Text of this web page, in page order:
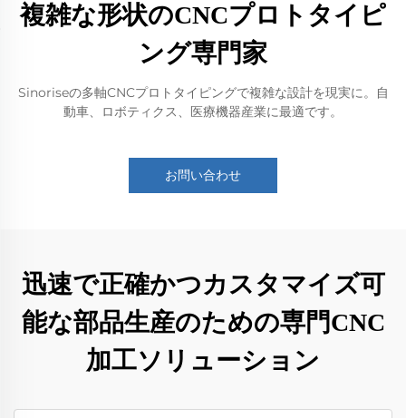
複雑な形状のCNCプロトタイピ
ング専門家
Sinoriseの多軸CNCプロトタイピングで複雑な設計を現実に。自
動車、ロボティクス、医療機器産業に最適です。
お問い合わせ
迅速で正確かつカスタマイズ可
能な部品生産のための専門CNC
加工ソリューション